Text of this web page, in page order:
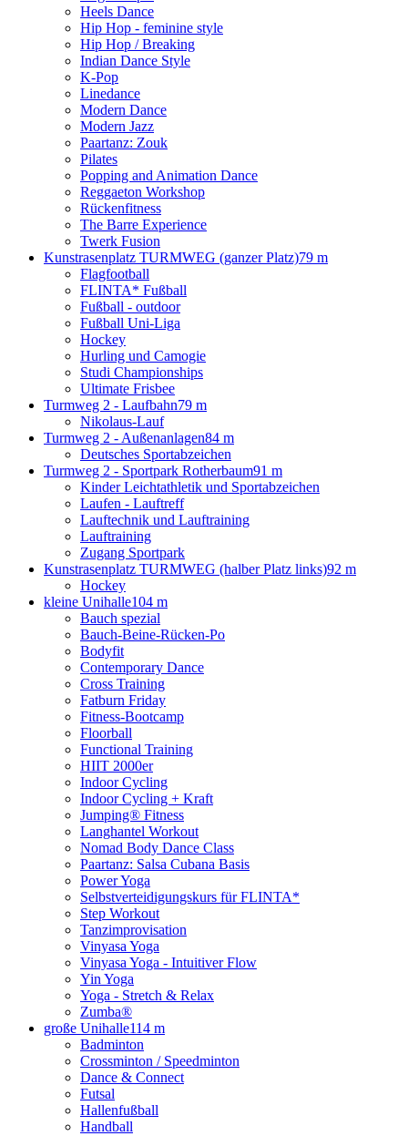
Heels Dance
Hip Hop - feminine style
Hip Hop / Breaking
Indian Dance Style
K-Pop
Linedance
Modern Dance
Modern Jazz
Paartanz: Zouk
Pilates
Popping and Animation Dance
Reggaeton Workshop
Rückenfitness
The Barre Experience
Twerk Fusion
Kunstrasenplatz TURMWEG (ganzer Platz)79 m
Flagfootball
FLINTA* Fußball
Fußball - outdoor
Fußball Uni-Liga
Hockey
Hurling und Camogie
Studi Championships
Ultimate Frisbee
Turmweg 2 - Laufbahn79 m
Nikolaus-Lauf
Turmweg 2 - Außenanlagen84 m
Deutsches Sportabzeichen
Turmweg 2 - Sportpark Rotherbaum91 m
Kinder Leichtathletik und Sportabzeichen
Laufen - Lauftreff
Lauftechnik und Lauftraining
Lauftraining
Zugang Sportpark
Kunstrasenplatz TURMWEG (halber Platz links)92 m
Hockey
kleine Unihalle104 m
Bauch spezial
Bauch-Beine-Rücken-Po
Bodyfit
Contemporary Dance
Cross Training
Fatburn Friday
Fitness-Bootcamp
Floorball
Functional Training
HIIT 2000er
Indoor Cycling
Indoor Cycling + Kraft
Jumping® Fitness
Langhantel Workout
Nomad Body Dance Class
Paartanz: Salsa Cubana Basis
Power Yoga
Selbstverteidigungskurs für FLINTA*
Step Workout
Tanzimprovisation
Vinyasa Yoga
Vinyasa Yoga - Intuitiver Flow
Yin Yoga
Yoga - Stretch & Relax
Zumba®
große Unihalle114 m
Badminton
Crossminton / Speedminton
Dance & Connect
Futsal
Hallenfußball
Handball